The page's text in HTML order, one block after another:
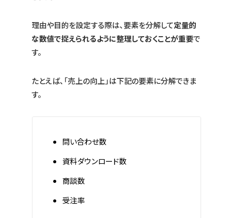
理由や目的を設定する際は、要素を分解して定量的
な数値で捉えられるように整理しておくことが重要で
す。
たとえば、「売上の向上」は下記の要素に分解できま
す。
問い合わせ数
資料ダウンロード数
商談数
受注率